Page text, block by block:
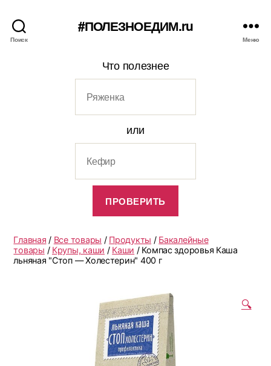
Поиск
#ПОЛЕЗНОЕДИМ.ru
Меню
Что полезнее
или
Главная / Все товары / Продукты / Бакалейные
товары / Крупы, каши / Каши / Компас здоровья Каша
льняная "Стоп — Холестерин" 400 г
🔍